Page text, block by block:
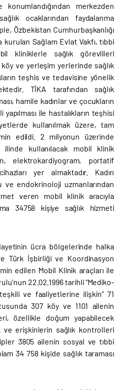
merkezden
ocaklarından faydalanma
Özbekistan Cumhurbaşkanlığı
kurulan Sağlam Evlat Vakfı, tıbbi
kliniklerle sağlık görevlileri
ve yerleşim yerlerinde sağlık
teşhis ve tedavisine yönelik
TİKA tarafından sağlık
hamile kadınlar ve çocukların
ile hastalıkların teşhisi
kullanılmak üzere, tam
edildi. 2 milyonun üzerinde
kullanılacak mobil klinik
elektrokardiyogram, portatif
yer almaktadır. Kadın
ve endokrinoloji uzmanlarından
veren mobil klinik aracıyla
34758 kişiye sağlık hizmeti
ücra bölgelerinde halka
Türk İşbirliği ve Koordinasyon
edilen Mobil Klinik araçları ile
22.02.1996 tarihli “Mediko-
ve faaliyetlerine ilişkin” 71
307 köy ve 1101 ailenin
özellikle doğum yapabilecek
ve erişkinlerin sağlık kontrolleri
3805 ailenin sosyal ve tıbbi
34 758 kişide sağlık taraması